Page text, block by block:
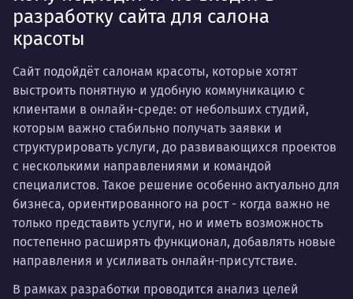
разработку сайта для салона
красоты
Сайт подойдёт салонам красоты, которые хотят
выстроить понятную и удобную коммуникацию с
клиентами в онлайн-среде: от небольших студий,
которым важно стабильно получать заявки и
структурировать услуги, до развивающихся проектов
с несколькими направлениями и командой
специалистов. Такое решение особенно актуально для
бизнеса, ориентированного на рост - когда важно не
только представить услуги, но и иметь возможность
постепенно расширять функционал, добавлять новые
направления и усиливать онлайн-присутствие.
В рамках разработки проводится анализ целей